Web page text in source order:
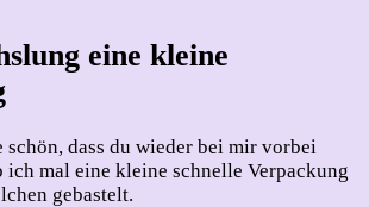
eine kleine
dass du wieder bei mir vorbei
ich mal eine kleine schnelle Verpackung
gebastelt.